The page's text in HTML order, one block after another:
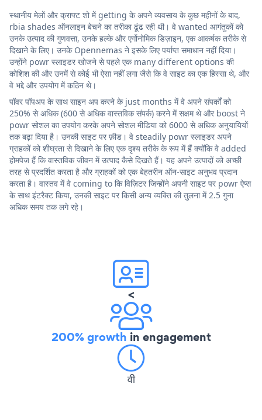
स्थानीय मेलों और क्राफ्ट शो में getting के अपने व्यवसाय के कुछ महीनों के बाद,
rbia shades ऑनलाइन बेचने का तरीका ढूंढ रही थी। वे wanted आगंतुकों को
उनके उत्पाद की गुणवत्ता, उनके हल्के और एर्गोनोमिक डिज़ाइन, एक आकर्षक तरीके से
दिखाने के लिए। उनके Opennemas ने इसके लिए पर्याप्त समाधान नहीं दिया।
उन्होंने powr स्लाइडर खोजने से पहले एक many different options की
कोशिश की और उनमें से कोई भी ऐसा नहीं लगा जैसे कि वे साइट का एक हिस्सा थे, और
वे भद्दे और उपयोग में कठिन थे।
पॉवर पॉपअप के साथ साइन अप करने के just months में वे अपने संपर्कों को
250% से अधिक (600 से अधिक वास्तविक संपर्क) करने में सक्षम थे और boost ने
powr सोशल का उपयोग करके अपने सोशल मीडिया को 6000 से अधिक अनुयायियों
तक बढ़ा दिया है। उनकी साइट पर फ़ीड। वे steadily powr स्लाइडर अपने
ग्राहकों को शीघ्रता से दिखाने के लिए एक दृश्य तरीके के रूप में हैं क्योंकि वे added
होमपेज हैं कि वास्तविक जीवन में उत्पाद कैसे दिखते हैं। यह अपने उत्पादों को अच्छी
तरह से प्रदर्शित करता है और ग्राहकों को एक बेहतरीन ऑन-साइट अनुभव प्रदान
करता है। वास्तव में वे coming to कि विज़िटर जिन्होंने अपनी साइट पर powr ऐप्स
के साथ इंटरैक्ट किया, उनकी साइट पर किसी अन्य व्यक्ति की तुलना में 2.5 गुना
अधिक समय तक लगे रहे।
<
200% growth in engagement
वी